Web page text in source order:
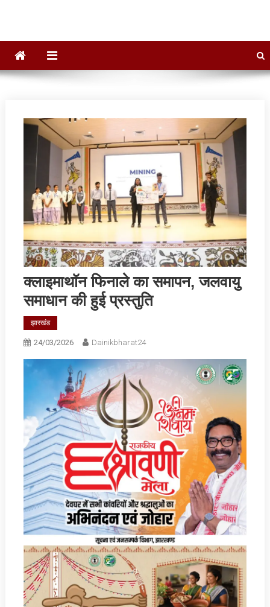
क्लाइमाथॉन फिनाले का समापन, जलवायु
समाधान की हुई प्रस्तुति
झारखंड
24/03/2026 Dainikbharat24